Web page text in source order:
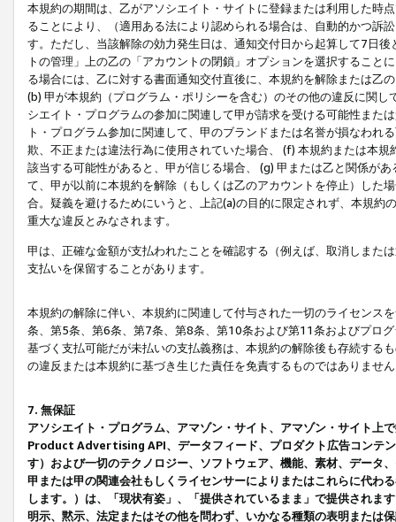
本規約の期間は、乙がアソシエイト・サイトに登録または利用した時
ることにより、（適用ある法により認められる場合は、自動的かつ訴
す。ただし、当該解除の効力発生日は、通知交付日から起算して7日
トの管理」上の乙の「アカウントの閉鎖」オプションを選択するこ
る場合には、乙に対する書面通知交付直後に、本規約を解除または乙
(b) 甲が本規約（プログラム・ポリシーを含む）のその他の違反に関
シエイト・プログラムの参加に関連して甲が請求を受ける可能性また
ト・プログラム参加に関連して、甲のブランドまたは名誉が損なわれ
欺、不正または違法行為に使用されていた場合、 (f) 本規約または本
該当する可能性があると、甲が信じる場合、 (g) 甲または乙と関係が
て、甲が以前に本規約を解除（もしくは乙のアカウントを停止）した
合。疑義を避けるためにいうと、上記(a)の目的に限定されず、本規
重大な違反とみなされます。
甲は、正確な金額が支払われたことを確認する（例えば、取消しまた
支払いを保留することがあります。
本規約の解除に伴い、本規約に関連して付与された一切のライセンス
条、第5条、第6条、第7条、第8条、第10条および第11条およびプロ
基づく支払可能だが未払いの支払義務は、本規約の解除後も存続する
の違反または本規約に基づき生じた責任を免責するものではありませ
7. 無保証
アソシエイト・プログラム、アマゾン・サイト、アマゾン・サイト上
Product Advertising API、データフィード、プロダクト広告コンテ
す）および一切のテクノロジー、ソフトウェア、機能、素材、データ
甲または甲の関連会社もしくライセンサーによりまたはこれらに代わ
します。）は、「現状有姿」、「提供されているまま」で提供されま
明示、黙示、法定またはその他を問わず、いかなる種類の表明または